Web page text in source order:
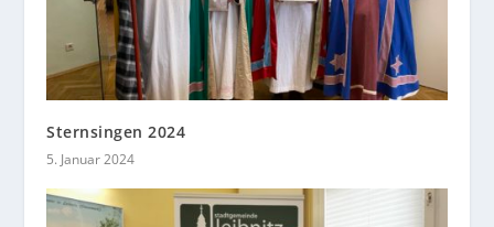
Sternsingen 2024
5. Januar 2024